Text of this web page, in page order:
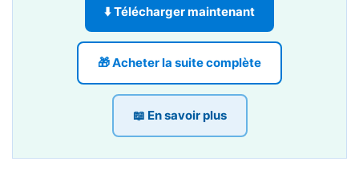
⬇️ Télécharger maintenant
🎁 Acheter la suite complète
📖 En savoir plus